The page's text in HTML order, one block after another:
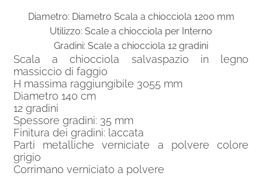
Diametro: Diametro Scala a chiocciola 1200 mm
Utilizzo: Scale a chiocciola per Interno
Gradini: Scale a chiocciola 12 gradini
Scala a chiocciola salvaspazio in legno
massiccio di faggio
H massima raggiungibile 3055 mm
Diametro 140 cm
12 gradini
Spessore gradini: 35 mm
Finitura dei gradini: laccata
Parti metalliche verniciate a polvere colore
grigio
Corrimano verniciato a polvere